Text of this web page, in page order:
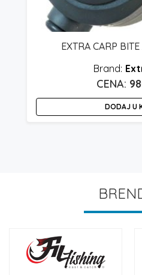
EXTRA CARP
DODAJ U